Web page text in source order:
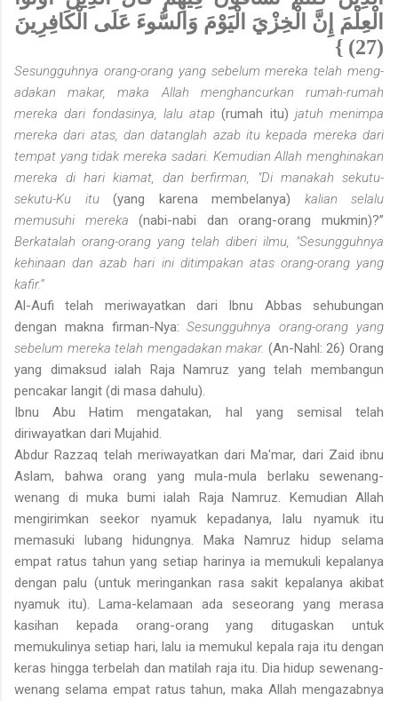
الْعِلْمَ إِنَّ الْخِزْيَ الْيَوْمَ وَالسُّوءَ عَلَى الْكَافِرِينَ
(27) }
Sesungguhnya orang-orang yang sebelum mereka telah meng­
adakan makar, maka Allah menghancurkan rumah-rumah
mereka dari fondasinya, lalu atap(rumah itu) jatuh menimpa
mereka dari atas, dan datanglah azab itu kepada mereka dari
tempat yang tidak mereka sadari. Kemudian Allah menghinakan
mereka di hari kiamat, dan berfirman, "Di manakah sekutu-
sekutu-Ku itu (yang karena membelanya) kalian selalu
memusuhi mereka(nabi-nabi dan orang-orang mukmin)?”
Berkatalah orang-orang yang telah diberi ilmu, "Sesungguhnya
kehinaan dan azab hari ini ditimpakan atas orang-orang yang
kafir.”
Al-Aufi telah meriwayatkan dari Ibnu Abbas sehubungan
dengan makna firman-Nya:Sesungguhnya orang-orang yang
sebelum mereka telah meng­adakan makar. (An-Nahl: 26) Orang
yang dimaksud ialah Raja Namruz yang telah membangun
pencakar langit (di masa dahulu).
Ibnu Abu Hatim mengatakan, hal yang semisal telah
diriwayatkan dari Mujahid.
Abdur Razzaq telah meriwayatkan dari Ma'mar, dari Zaid ibnu
Aslam, bahwa orang yang mula-mula berlaku sewenang-
wenang di muka bumi ialah Raja Namruz. Kemudian Allah
mengirimkan seekor nyamuk kepadanya, lalu nyamuk itu
memasuki lubang hidungnya. Maka Namruz hidup selama
empat ratus tahun yang setiap harinya ia memukuli kepalanya
dengan palu (untuk meringankan rasa sakit kepalanya akibat
nyamuk itu). Lama-kelamaan ada seseorang yang merasa
kasihan kepada orang-orang yang ditugaskan untuk
memukulinya setiap hari, lalu ia memukul kepala raja itu dengan
keras hingga terbelah dan matilah raja itu. Dia hidup sewenang-
wenang selama empat ratus tahun, maka Allah mengazabnya